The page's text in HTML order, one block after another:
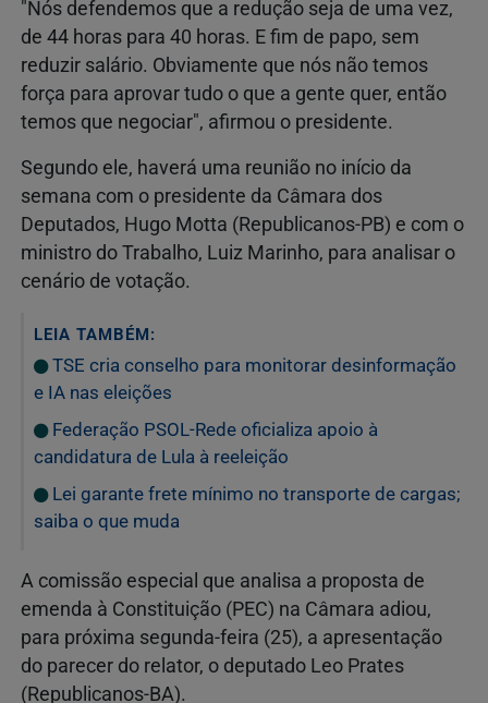
"Nós defendemos que a redução seja de uma vez,
de 44 horas para 40 horas. E fim de papo, sem
reduzir salário. Obviamente que nós não temos
força para aprovar tudo o que a gente quer, então
temos que negociar", afirmou o presidente.
Segundo ele, haverá uma reunião no início da
semana com o presidente da Câmara dos
Deputados, Hugo Motta (Republicanos-PB) e com o
ministro do Trabalho, Luiz Marinho, para analisar o
cenário de votação.
LEIA TAMBÉM:
TSE cria conselho para monitorar desinformação
e IA nas eleições
Federação PSOL-Rede oficializa apoio à
candidatura de Lula à reeleição
Lei garante frete mínimo no transporte de cargas;
saiba o que muda
A comissão especial que analisa a proposta de
emenda à Constituição (PEC) na Câmara adiou,
para próxima segunda-feira (25), a apresentação
do parecer do relator, o deputado Leo Prates
(Republicanos-BA).